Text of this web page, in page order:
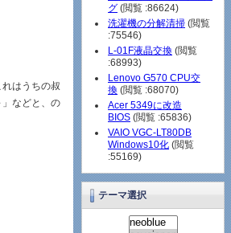
はうちの叔
などと、の
グ (閲覧 :86624)
洗濯機の分解清掃 (閲覧
:75546)
L-01F液晶交換 (閲覧
:68993)
Lenovo G570 CPU交
換 (閲覧 :68070)
Acer 5349に改造
BIOS (閲覧 :65836)
VAIO VGC-LT80DB
Windows10化 (閲覧
:55169)
テーマ選択